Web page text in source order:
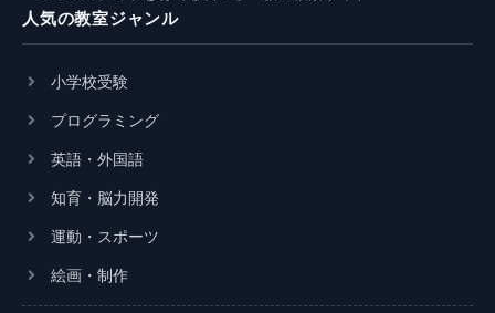
人気の教室ジャンル
小学校受験
プログラミング
英語・外国語
知育・脳力開発
運動・スポーツ
絵画・制作